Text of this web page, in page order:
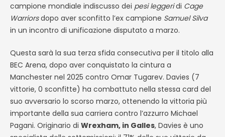
campione mondiale indiscusso dei pesi leggeridi Cage
Warriorsdopo aver sconfitto l’ex campione Samuel Silva
in un incontro di unificazione disputato a marzo.
Questa sarà la sua terza sfida consecutiva per il titolo alla
BEC Arena, dopo aver conquistato la cintura a
Manchester nel 2025 contro Omar Tugarev. Davies (7
vittorie, 0 sconfitte) ha combattuto nella stessa card del
suo avversario lo scorso marzo, ottenendo la vittoria più
importante della sua carriera contro l’azzurro Michael
Pagani. Originario di Wrexham, in Galles, Davies è uno